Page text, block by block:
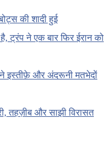
की शादी हुई
ट्रंप ने एक बार फिर ईरान को
ने इस्तीफ़े और अंदरूनी मतभेदों
तहज़ीब और साझी विरासत